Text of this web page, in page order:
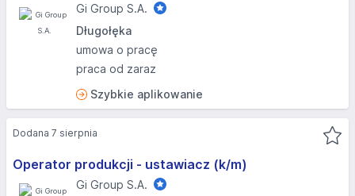
Gi Group S.A.
Długołęka
umowa o pracę
praca od zaraz
Szybkie aplikowanie
Operator produkcji - ustawiacz (k/m)
Gi Group S.A.
Dodana 7 sierpnia